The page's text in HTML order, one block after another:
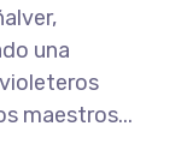
una
maestros...